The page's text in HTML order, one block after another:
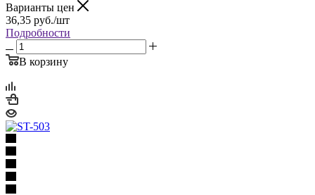
Варианты цен
36,35 руб./шт
Подробности
В корзину